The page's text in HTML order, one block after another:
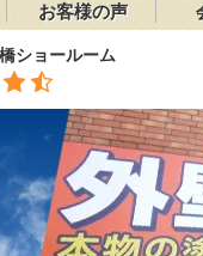
お客様の声
ショールーム